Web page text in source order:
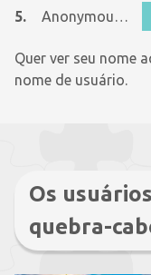
5.
Anonymous 1278679
Quer ver seu nome
nome de usuário.
Os
quebra-